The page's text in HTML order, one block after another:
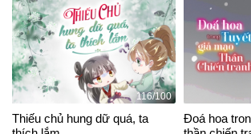
116/100
Thiếu chủ hung dữ quá, ta
Đoá hoa